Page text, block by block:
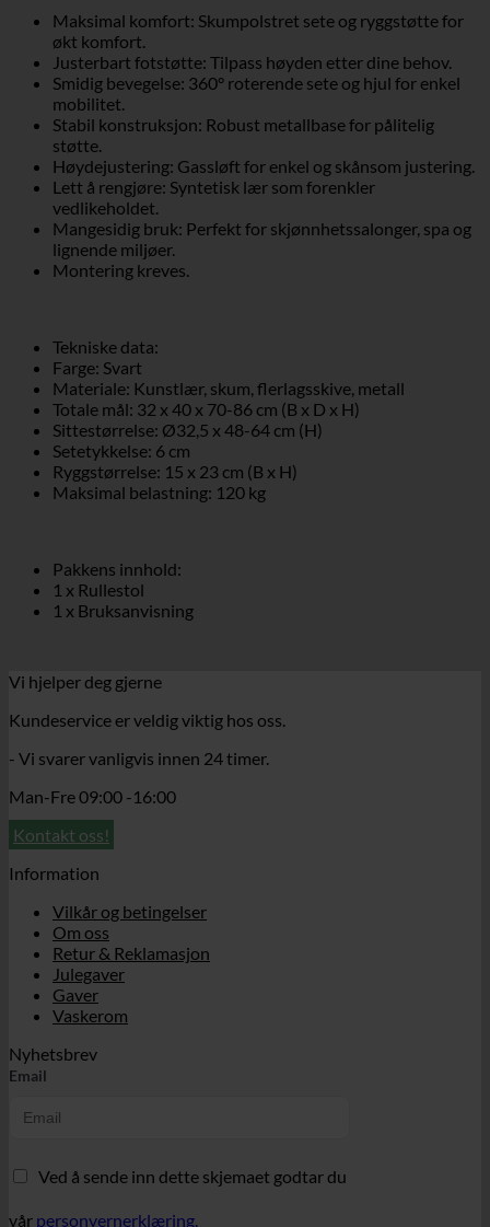
Maksimal komfort: Skumpolstret sete og ryggstøtte for
økt komfort.
Justerbart fotstøtte: Tilpass høyden etter dine behov.
Smidig bevegelse: 360° roterende sete og hjul for enkel
mobilitet.
Stabil konstruksjon: Robust metallbase for pålitelig
støtte.
Høydejustering: Gassløft for enkel og skånsom justering.
Lett å rengjøre: Syntetisk lær som forenkler
vedlikeholdet.
Mangesidig bruk: Perfekt for skjønnhetssalonger, spa og
lignende miljøer.
Montering kreves.
Tekniske data:
Farge: Svart
Materiale: Kunstlær, skum, flerlagsskive, metall
Totale mål: 32 x 40 x 70-86 cm (B x D x H)
Sittestørrelse: Ø32,5 x 48-64 cm (H)
Setetykkelse: 6 cm
Ryggstørrelse: 15 x 23 cm (B x H)
Maksimal belastning: 120 kg
Pakkens innhold:
1 x Rullestol
1 x Bruksanvisning
Vi hjelper deg gjerne
Kundeservice er veldig viktig hos oss.
- Vi svarer vanligvis innen 24 timer.
Man-Fre 09:00 -16:00
Kontakt oss!
Information
Vilkår og betingelser
Om oss
Retur & Reklamasjon
Julegaver
Gaver
Vaskerom
Nyhetsbrev
Email
Ved å sende inn dette skjemaet godtar du
vår personvernerklæring.